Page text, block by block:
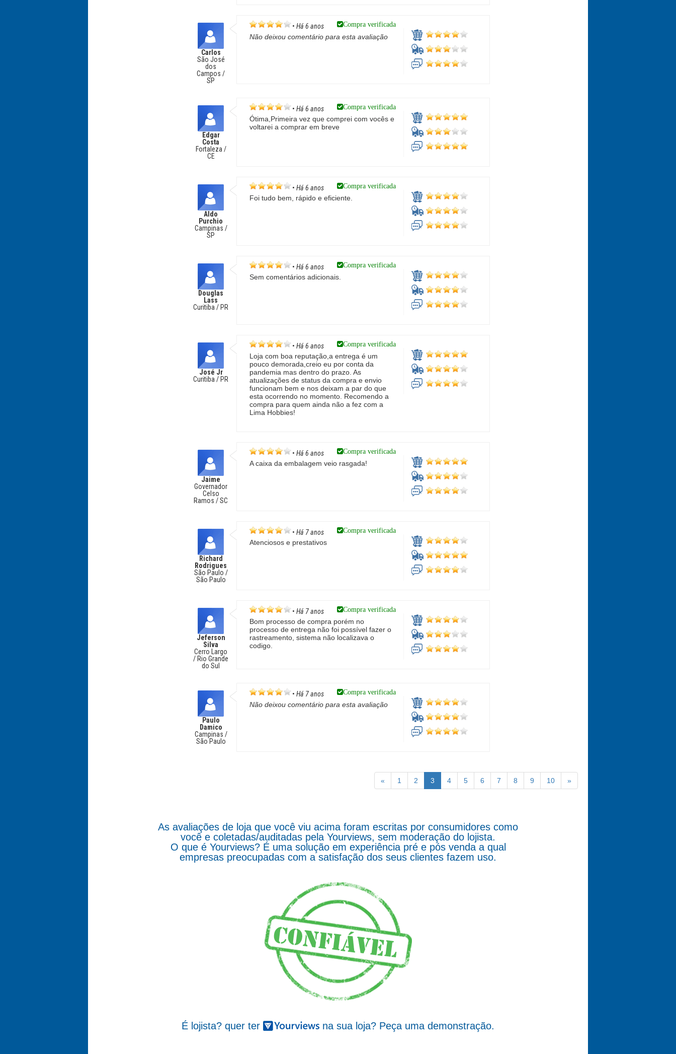
Carlos
São José
dos
Campos /
SP
• Há 6 anos Compra verificada
Não deixou comentário para esta avaliação
Edgar
Costa
Fortaleza /
CE
• Há 6 anos Compra verificada
Ótima,Primeira vez que comprei com vocês e
voltarei a comprar em breve
Aldo
Purchio
Campinas /
SP
• Há 6 anos Compra verificada
Foi tudo bem, rápido e eficiente.
Douglas
Lass
Curitiba / PR
• Há 6 anos Compra verificada
Sem comentários adicionais.
José Jr
Curitiba / PR
• Há 6 anos Compra verificada
Loja com boa reputação,a entrega é um
pouco demorada,creio eu por conta da
pandemia mas dentro do prazo. As
atualizações de status da compra e envio
funcionam bem e nos deixam a par do que
esta ocorrendo no momento. Recomendo a
compra para quem ainda não a fez com a
Lima Hobbies!
Jaime
Governador
Celso
Ramos / SC
• Há 6 anos Compra verificada
A caixa da embalagem veio rasgada!
Richard
Rodrigues
São Paulo /
São Paulo
• Há 7 anos Compra verificada
Atenciosos e prestativos
Jeferson
Silva
Cerro Largo
/ Rio Grande
do Sul
• Há 7 anos Compra verificada
Bom processo de compra porém no
processo de entrega não foi possível fazer o
rastreamento, sistema não localizava o
codigo.
Paulo
Damico
Campinas /
São Paulo
• Há 7 anos Compra verificada
Não deixou comentário para esta avaliação
« 1 2 3 4 5 6 7 8 9 10 »
As avaliações de loja que você viu acima foram escritas por consumidores como
você e coletadas/auditadas pela Yourviews, sem moderação do lojista.
O que é Yourviews? É uma solução em experiência pré e pós venda a qual
empresas preocupadas com a satisfação dos seus clientes fazem uso.
É lojista? quer ter na sua loja? Peça uma demonstração.